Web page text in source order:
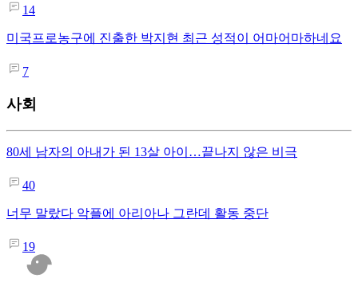
14
미국프로농구에 진출한 박지현 최근 성적이 어마어마하네요
7
사회
80세 남자의 아내가 된 13살 아이…끝나지 않은 비극
40
너무 말랐다 악플에 아리아나 그란데 활동 중단
19